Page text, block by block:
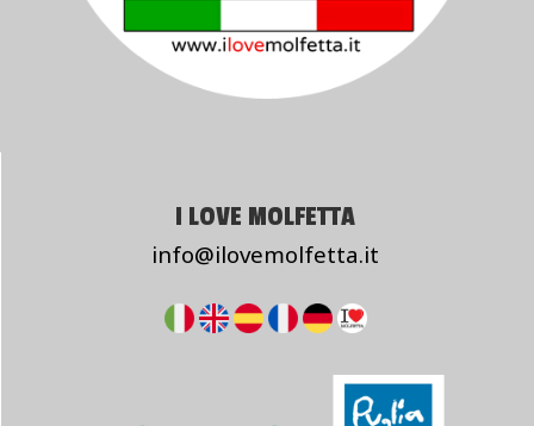
I LOVE MOLFETTA
info@ilovemolfetta.it